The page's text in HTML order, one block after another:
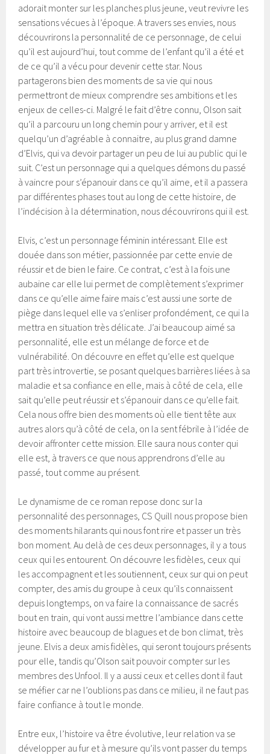
adorait monter sur les planches plus jeune, veut revivre les
sensations vécues à l’époque. A travers ses envies, nous
découvrirons la personnalité de ce personnage, de celui
qu’il est aujourd’hui, tout comme de l’enfant qu’il a été et
de ce qu’il a vécu pour devenir cette star. Nous
partagerons bien des moments de sa vie qui nous
permettront de mieux comprendre ses ambitions et les
enjeux de celles-ci. Malgré le fait d’être connu, Olson sait
qu’il a parcouru un long chemin pour y arriver, et il est
quelqu’un d’agréable à connaitre, au plus grand damne
d’Elvis, qui va devoir partager un peu de lui au public qui le
suit. C’est un personnage qui a quelques démons du passé
à vaincre pour s’épanouir dans ce qu’il aime, et il a passera
par différentes phases tout au long de cette histoire, de
l’indécision à la détermination, nous découvrirons qui il est.
Elvis, c’est un personnage féminin intéressant. Elle est
douée dans son métier, passionnée par cette envie de
réussir et de bien le faire. Ce contrat, c’est à la fois une
aubaine car elle lui permet de complètement s’exprimer
dans ce qu’elle aime faire mais c’est aussi une sorte de
piège dans lequel elle va s’enliser profondément, ce qui la
mettra en situation très délicate. J’ai beaucoup aimé sa
personnalité, elle est un mélange de force et de
vulnérabilité. On découvre en effet qu’elle est quelque
part très introvertie, se posant quelques barrières liées à sa
maladie et sa confiance en elle, mais à côté de cela, elle
sait qu’elle peut réussir et s’épanouir dans ce qu’elle fait.
Cela nous offre bien des moments où elle tient tête aux
autres alors qu’à côté de cela, on la sent fébrile à l’idée de
devoir affronter cette mission. Elle saura nous conter qui
elle est, à travers ce que nous apprendrons d’elle au
passé, tout comme au présent.
Le dynamisme de ce roman repose donc sur la
personnalité des personnages, CS Quill nous propose bien
des moments hilarants qui nous font rire et passer un très
bon moment. Au delà de ces deux personnages, il y a tous
ceux qui les entourent. On découvre les fidèles, ceux qui
les accompagnent et les soutiennent, ceux sur qui on peut
compter, des amis du groupe à ceux qu’ils connaissent
depuis longtemps, on va faire la connaissance de sacrés
bout en train, qui vont aussi mettre l’ambiance dans cette
histoire avec beaucoup de blagues et de bon climat, très
jeune. Elvis a deux amis fidèles, qui seront toujours présents
pour elle, tandis qu’Olson sait pouvoir compter sur les
membres des Unfool. Il y a aussi ceux et celles dont il faut
se méfier car ne l’oublions pas dans ce milieu, il ne faut pas
faire confiance à tout le monde.
Entre eux, l’histoire va être évolutive, leur relation va se
développer au fur et à mesure qu’ils vont passer du temps